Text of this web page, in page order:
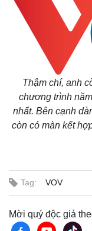
Thậm chí, anh
chương trình
nhất. Bên cạnh
còn có màn kết
Tag: VOV
Mời quý độc giả